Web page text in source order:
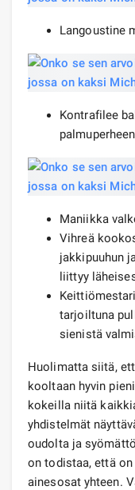
Langoustine
Kontrafilee
Maniikka
Vihreä
jakkipuuhun
liittyy
tarjoiltuna
sienistä
Huolimatta siitä,
kooltaan hyvin
kokeilla niitä
yhdistelmät
oudolta ja
on todistaa, että
ainesosat yhteen.